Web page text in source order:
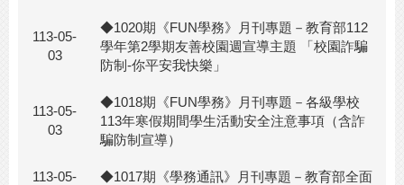
113-05-
03
◆1020期《FUN學務》月刊專題－教育部112
學年第2學期友善校園週宣導主題 「校園詐騙
防制-你平安我快樂」
113-05-
03
◆1018期《FUN學務》月刊專題－各級學校
113年寒假期間學生活動安全注意事項（含詐
騙防制宣導）
113-05-
◆1017期《學務通訊》月刊專題－教育部全面